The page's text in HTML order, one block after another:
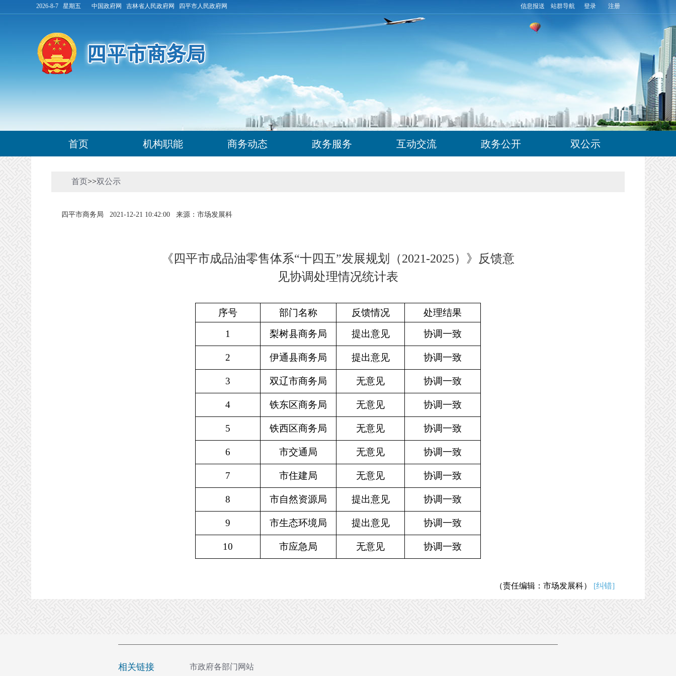
2026-8-7 星期五 中国政府网 吉林省人民政府网 四平市人民政府网 信息报送 站群导航 登录 注册
首页 机构职能 商务动态 政务服务 互动交流 政务公开 双公示
首页>>双公示
四平市商务局 2021-12-21 10:42:00 来源：市场发展科
《四平市成品油零售体系“十四五”发展规划（2021-2025）》反馈意
见协调处理情况统计表
序号 部门名称 反馈情况
处理结果
1
梨树县商务局 提出意见 协调一致
2 伊通县商务局 提出意见 协调一致
3 双辽市商务局 无意见 协调一致
4 铁东区商务局 无意见 协调一致
5 铁西区商务局 无意见 协调一致
6 市交通局 无意见 协调一致
7 市住建局 无意见 协调一致
8 市自然资源局 提出意见 协调一致
9 市生态环境局 提出意见 协调一致
10 市应急局 无意见 协调一致
（责任编辑：市场发展科） [纠错]
相关链接 市政府各部门网站